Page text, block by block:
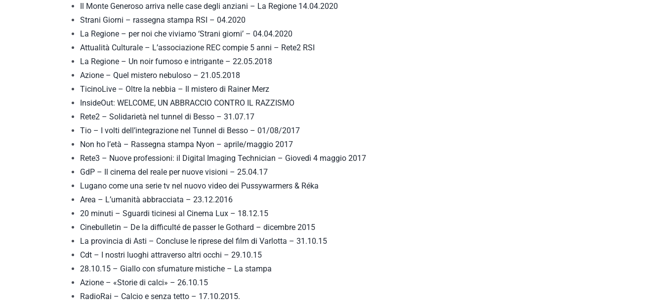
Il Monte Generoso arriva nelle case degli anziani – La Regione 14.04.2020
Strani Giorni – rassegna stampa RSI – 04.2020
La Regione – per noi che viviamo ‘Strani giorni’ – 04.04.2020
Attualità Culturale – L’associazione REC compie 5 anni – Rete2 RSI
La Regione – Un noir fumoso e intrigante – 22.05.2018
Azione – Quel mistero nebuloso – 21.05.2018
TicinoLive – Oltre la nebbia – Il mistero di Rainer Merz
InsideOut: WELCOME, UN ABBRACCIO CONTRO IL RAZZISMO
Rete2 – Solidarietà nel tunnel di Besso – 31.07.17
Tio – I volti dell’integrazione nel Tunnel di Besso – 01/08/2017
Non ho l’età – Rassegna stampa Nyon – aprile/maggio 2017
Rete3 – Nuove professioni: il Digital Imaging Technician – Giovedì 4 maggio 2017
GdP – Il cinema del reale per nuove visioni – 25.04.17
Lugano come una serie tv nel nuovo video dei Pussywarmers & Réka
Area – L’umanità abbracciata – 23.12.2016
20 minuti – Sguardi ticinesi al Cinema Lux – 18.12.15
Cinebulletin – De la difficulté de passer le Gothard – dicembre 2015
La provincia di Asti – Concluse le riprese del film di Varlotta – 31.10.15
Cdt – I nostri luoghi attraverso altri occhi – 29.10.15
28.10.15 – Giallo con sfumature mistiche – La stampa
Azione – «Storie di calci» – 26.10.15
RadioRai – Calcio e senza tetto – 17.10.2015.